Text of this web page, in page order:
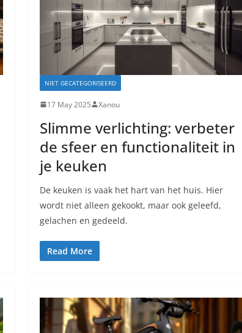
NIET GECATEGORISEERD
17 May 2025 Xanou
Slimme verlichting: verbeter
de sfeer en functionaliteit in
je keuken
De keuken is vaak het hart van het huis. Hier
wordt niet alleen gekookt, maar ook geleefd,
gelachen en gedeeld.
Read More